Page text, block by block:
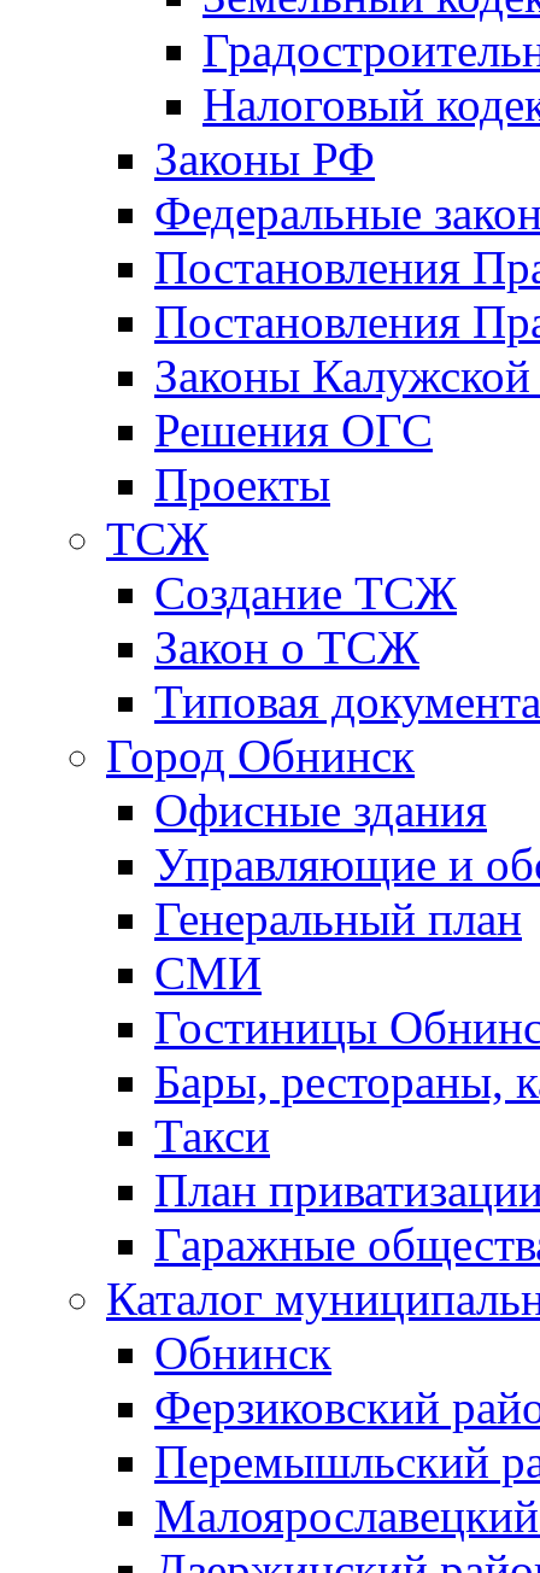
Налоговый
Законы РФ
Федеральные
Постановления
Постановления
Законы Калужской
Решения ОГС
Проекты
ТСЖ
Создание ТСЖ
Закон о ТСЖ
Типовая
Город Обнинск
Офисные здания
Управляющие и
Генеральный план
СМИ
Гостиницы
Бары, рестораны,
Такси
План
Гаражные
Каталог
Обнинск
Ферзиковский
Перемышльский